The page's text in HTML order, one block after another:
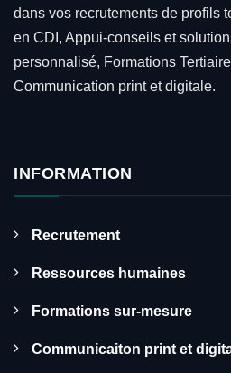
dans vos recrutements de profils
en CDI, Appui-conseils et
personnalisé, Formations
Communication print et digitale.
INFORMATION
Recrutement
Ressources humaines
Formations sur-mesure
Communicaiton print et